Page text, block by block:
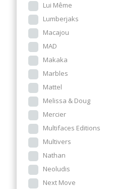
Lui Même
Lumberjaks
Macajou
MAD
Makaka
Marbles
Mattel
Melissa & Doug
Mercier
Multifaces Editions
Multivers
Nathan
Neoludis
Next Move